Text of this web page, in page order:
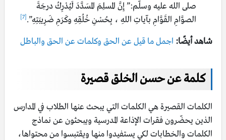
صلى الله عليه وسلّم:” إِنَّ المسلِمَ المسَدَّدَ لَيُدْرِكُ درجَةَ
الصوَّامِ القَوَّامِ بآياتِ اللهِ ، بِحُسْنِ خُلُقِهِ وكَرَمِ ضَرِيبَتِهِ”.[7]
شاهد أيضًا: اجمل ما قيل عن الحق وكلمات عن الحق والباطل
كلمة عن حسن الخلق قصيرة
الكلمات القصيرة هي الكلمات التي يبحث عنها الطلاب في المدارس
الذين يحضّرون فقرات الإذاعة المدرسية ويبحثون عن نماذج
الكلمات والخطابات لكي يستفيدوا منها ويقتبسوا من محتواها،